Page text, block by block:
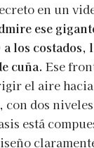
en un
ese
a los costados,
cuña. Ese
el aire
dos
está